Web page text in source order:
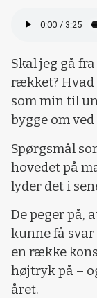
Skal jeg gå
rækket? Hvad
som min til
bygge om
Spørgsmål
hovedet på
lyder det i
De peger på,
kunne få
en række
højtryk på –
året.